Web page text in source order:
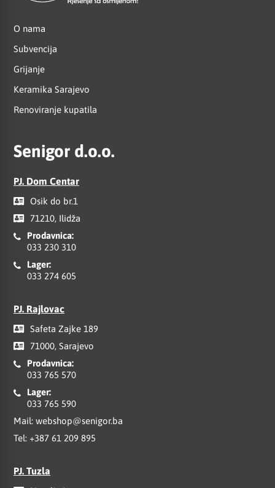
O nama
Subvencija
Grijanje
Keramika Sarajevo
Renoviranje kupatila
Senigor d.o.o.
PJ. Dom Centar
Osik do br.1
71210, Ilidža
Prodavnica:
033 230 310
Lager:
033 274 605
PJ. Rajlovac
Safeta Zajke 189
71000, Sarajevo
Prodavnica:
033 765 570
Lager:
033 765 590
Mail: webshop@senigor.ba
Tel: +387 61 209 895
PJ. Tuzla